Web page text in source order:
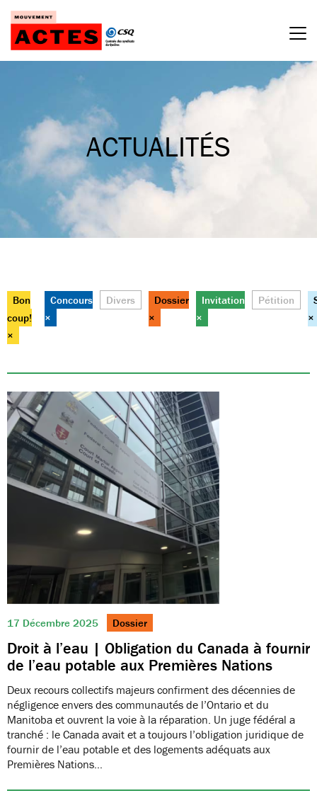
Passer
contenu
ACTUALITÉS
17 Décembre 2025 Dossier
Droit à l’eau | Obligation du Canada à fournir
de l’eau potable aux Premières Nations
Deux recours collectifs majeurs confirment des décennies de
négligence envers des communautés de l’Ontario et du
Manitoba et ouvrent la voie à la réparation. Un juge fédéral a
tranché : le Canada avait et a toujours l’obligation juridique de
fournir de l’eau potable et des logements adéquats aux
Premières Nations…
Bon
coup!
×
Concours
×
Divers
Dossier
×
Invitation
×
Pétition
×